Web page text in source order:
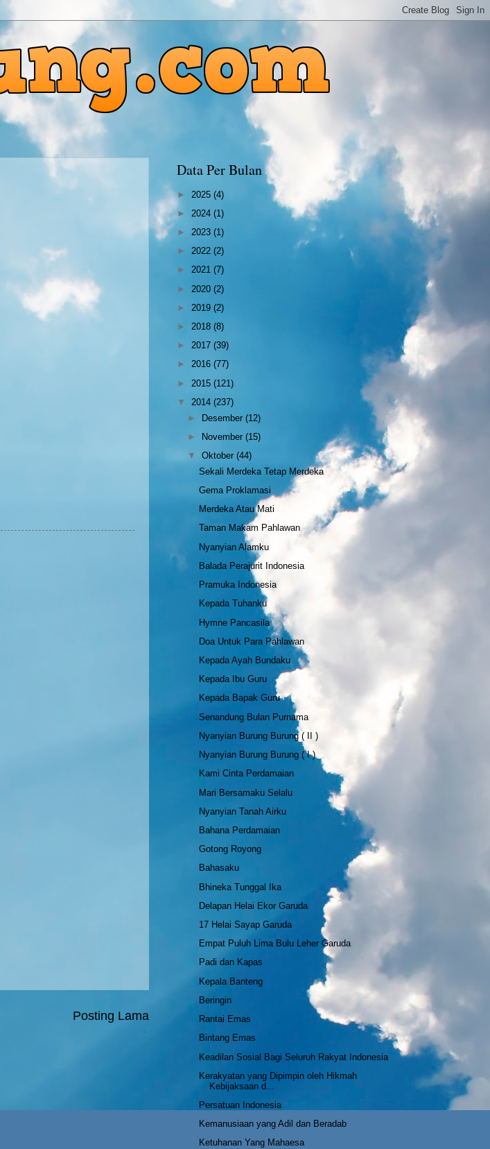
Posting Lama
Data Per Bulan
► 2025 (4)
► 2024 (1)
► 2023 (1)
► 2022 (2)
► 2021 (7)
► 2020 (2)
► 2019 (2)
► 2018 (8)
► 2017 (39)
► 2016 (77)
► 2015 (121)
▼ 2014 (237)
► Desember(12)
►
November(15)
▼Oktober(44)
Sekali Merdeka Tetap Merdeka
Gema Proklamasi
Merdeka Atau Mati
Taman Makam Pahlawan
Nyanyian Alamku
Balada Perajurit Indonesia
Pramuka Indonesia
Kepada Tuhanku
Hymne Pancasila
Doa Untuk Para Pahlawan
Kepada Ayah Bundaku
Kepada Ibu Guru
Kepada Bapak Guru
Senandung Bulan Purnama
Nyanyian Burung Burung ( II )
Nyanyian Burung Burung ( I )
Kami Cinta Perdamaian
Mari Bersamaku Selalu
Nyanyian Tanah Airku
Bahana Perdamaian
Gotong Royong
Bahasaku
Bhineka Tunggal Ika
Delapan Helai Ekor Garuda
17 Helai Sayap Garuda
Empat Puluh Lima Bulu Leher Garuda
Padi dan Kapas
Kepala Banteng
Beringin
Rantai Emas
Bintang Emas
Keadilan Sosial Bagi Seluruh Rakyat Indonesia
Kerakyatan yang Dipimpin oleh Hikmah
Kebijaksaan d...
Persatuan Indonesia
Kemanusiaan yang Adil dan Beradab
Ketuhanan Yang Mahaesa